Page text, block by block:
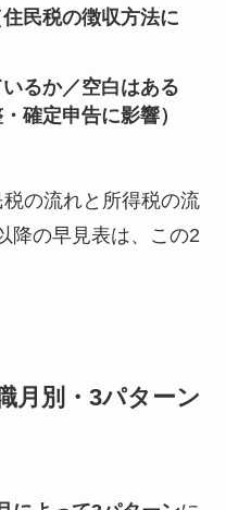
民税の徴収方法に
るか／空白はある
確定申告に影響）
の流れと所得税の流
降の早見表は、この2
月別・3パターン